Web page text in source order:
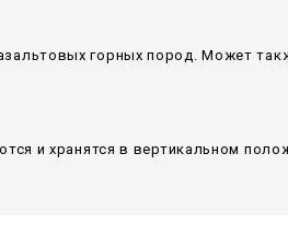
горных пород. Может
и хранятся в вертикальном